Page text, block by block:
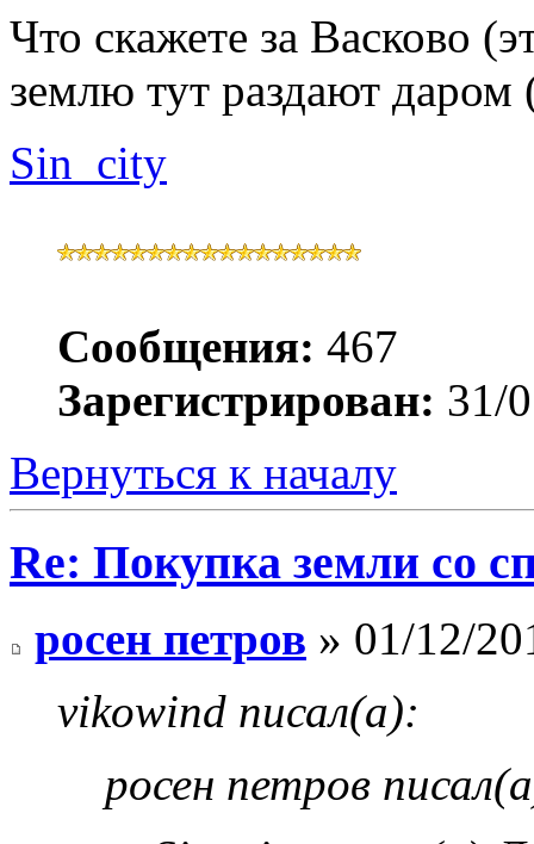
Что скажете за Васково
землю тут раздают даром
Sin_city
Сообщения: 467
Зарегистрирован: 31/
Вернуться к началу
Re: Покупка земли со
росен петров » 01/12/
vikowind писал(а):
росен петров